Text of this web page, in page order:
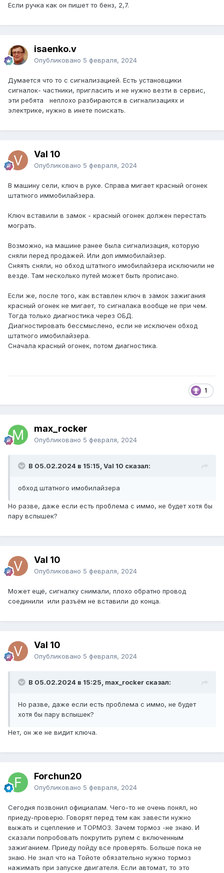
Если ручка как он пишет то бенз, 2,7.
isaenko.v
Опубликовано 5 февраля, 2024
Думается что то с сигнализацией. Есть установщики
сигналок- частники, пригласить и не нужно везти в сервис,
эти ребята неплохо разбираются в сигнализациях и
электрике, нужно в инете поискать.
Val 10
Опубликовано 5 февраля, 2024
В машину сели, ключ в руке. Справа мигает красный огонек
штатного иммобилайзера.
Ключ вставили в замок - красный огонек должен перестать
мограть.
Возможно, на машине ранее была сигнализация, которую
сняли перед продажей. Или доп иммобилайзер.
Сняять сняли, но обход штатного имобилайзера исключили не
везде. Там несколько путей может быть прописано.
Если же, после того, как вставлен ключ в замок зажигания
красный огонек не мигает, то сигналака вообще не при чем.
Тогда только диагностика через ОБД.
Диагностировать бессмыслено, если не исключен обход
штатного имобилайзера.
Сначала красный огонек, потом диагностика.
1
max_rocker
Опубликовано 5 февраля, 2024
В 05.02.2024 в 15:15, Val 10 сказал:
обход штатного имобилайзера
Но разве, даже если есть проблема с иммо, не будет хотя бы
пару вспышек?
Val 10
Опубликовано 5 февраля, 2024
Может ещё, сигналку снимали, плохо обратно провод
соединили или разъём не вставили до конца.
Val 10
Опубликовано 5 февраля, 2024
В 05.02.2024 в 15:25, max_rocker сказал:
Но разве, даже если есть проблема с иммо, не будет
хотя бы пару вспышек?
Нет, он же не видит ключа.
Forchun20
Опубликовано 5 февраля, 2024
Сегодня позвонил официалам. Чего-то не очень понял, но
приеду-проверю. Говорят перед тем как завести нужно
выжать и сцепление и ТОРМОЗ. Зачем тормоз -не знаю. И
сказали попробовать покрутить рулем с включенным
зажиганием. Приеду пойду все проверять. Больше пока не
знаю. Не знал что на Тойоте обязательно нужно тормоз
нажимать при запуске двигателя. Если автомат, то это